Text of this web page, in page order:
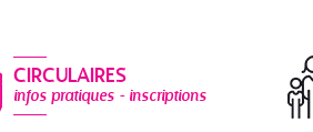
CIRCULAIRES
infos pratiques - inscriptions